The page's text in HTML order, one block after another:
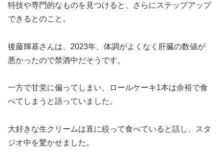
特技や専門的なものを見つけると、さらにステップアップ
できるとのこと。
後藤輝基さんは、2023年、体調がよくなく肝臓の数値が
悪かったので禁酒中だそうです。
一方で甘党に偏ってしまい、ロールケーキ1本は余裕で食
べてしまうと語っていました。
大好きな生クリームは直に絞って食べていると話し、スタ
ジオ中を驚かせました。